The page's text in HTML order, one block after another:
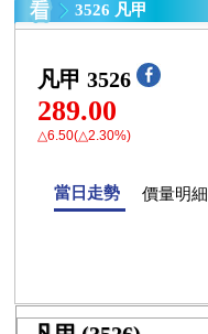
3526 凡甲
凡甲 3526
289.00
△6.50(△2.30%)
當日走勢 價量明細